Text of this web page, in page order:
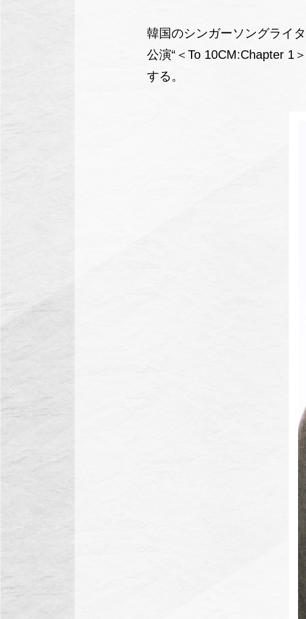
韓国のシンガーソングライ
公演“＜To 10CM:Chapter 1
する。